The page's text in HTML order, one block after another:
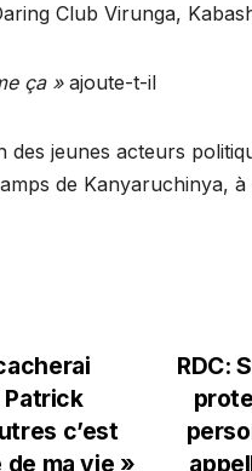
Club Virunga,
ça »ajoute-t-il
des jeunes acteurs
de Kanyaruchinya,
RDC:
c’est
de ma vie »